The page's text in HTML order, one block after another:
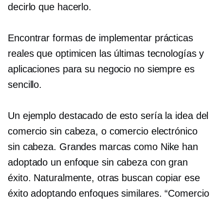
decirlo que hacerlo.
Encontrar formas de implementar prácticas
reales que optimicen las últimas tecnologías y
aplicaciones para su negocio no siempre es
sencillo.
Un ejemplo destacado de esto sería la idea del
comercio sin cabeza, o comercio electrónico
sin cabeza. Grandes marcas como Nike han
adoptado un enfoque sin cabeza con gran
éxito. Naturalmente, otras buscan copiar ese
éxito adoptando enfoques similares. “Comercio